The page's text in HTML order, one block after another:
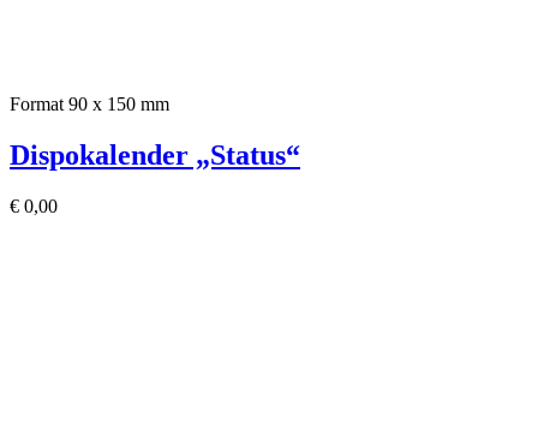
Format 90 x 150 mm
Dispokalender „Status“
€ 0,00